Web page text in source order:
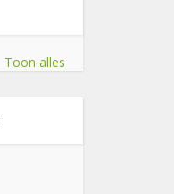
Toon alles